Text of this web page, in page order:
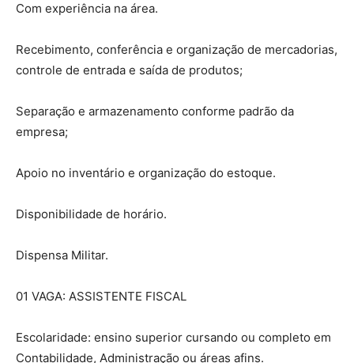
Com experiência na área.
Recebimento, conferência e organização de mercadorias,
controle de entrada e saída de produtos;
Separação e armazenamento conforme padrão da
empresa;
Apoio no inventário e organização do estoque.
Disponibilidade de horário.
Dispensa Militar.
01 VAGA: ASSISTENTE FISCAL
Escolaridade: ensino superior cursando ou completo em
Contabilidade, Administração ou áreas afins.